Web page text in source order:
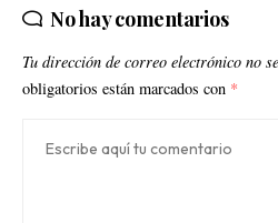
No hay comentarios
Tu dirección de correo electrónico no
obligatorios están marcados con *